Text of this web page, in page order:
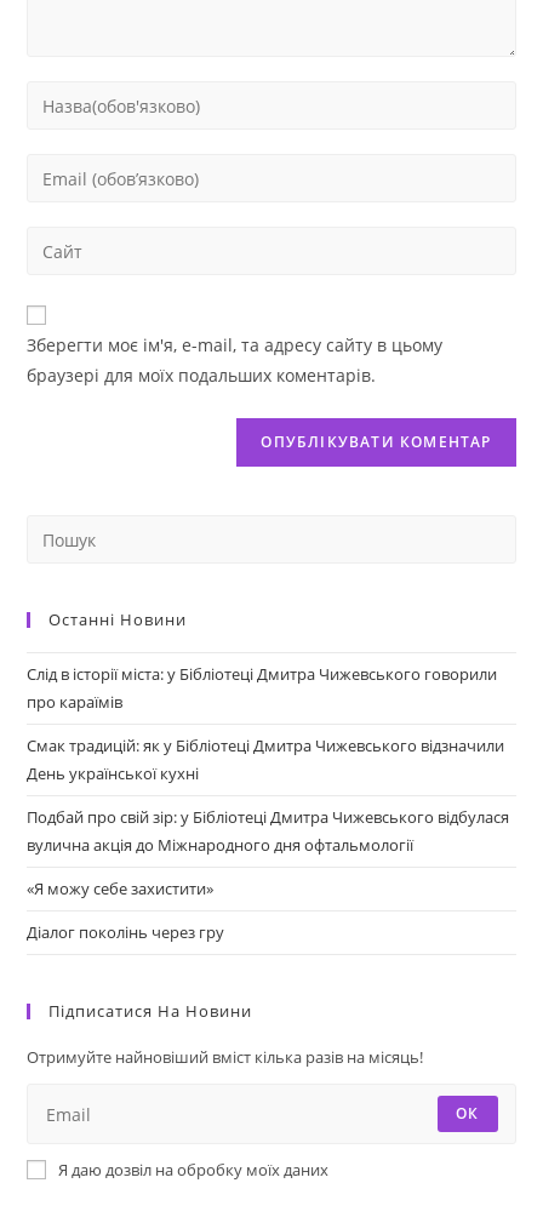
Зберегти моє ім'я, e-mail, та адресу сайту в цьому
браузері для моїх подальших коментарів.
Останні Новини
Слід в історії міста: у Бібліотеці Дмитра Чижевського говорили
про караїмів
Смак традицій: як у Бібліотеці Дмитра Чижевського відзначили
День української кухні
Подбай про свій зір: у Бібліотеці Дмитра Чижевського відбулася
вулична акція до Міжнародного дня офтальмології
«Я можу себе захистити»
Діалог поколінь через гру
Підписатися На Новини
Отримуйте найновіший вміст кілька разів на місяць!
ОК
Я даю дозвіл на обробку моїх даних